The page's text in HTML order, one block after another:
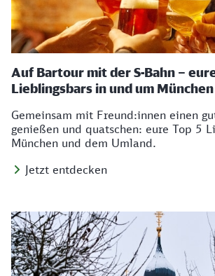
Auf Bartour mit der S-Bahn –
Lieblingsbars in und um München
Gemeinsam mit Freund:innen einen
genießen und quatschen: eure Top 5
München und dem Umland.
Jetzt entdecken